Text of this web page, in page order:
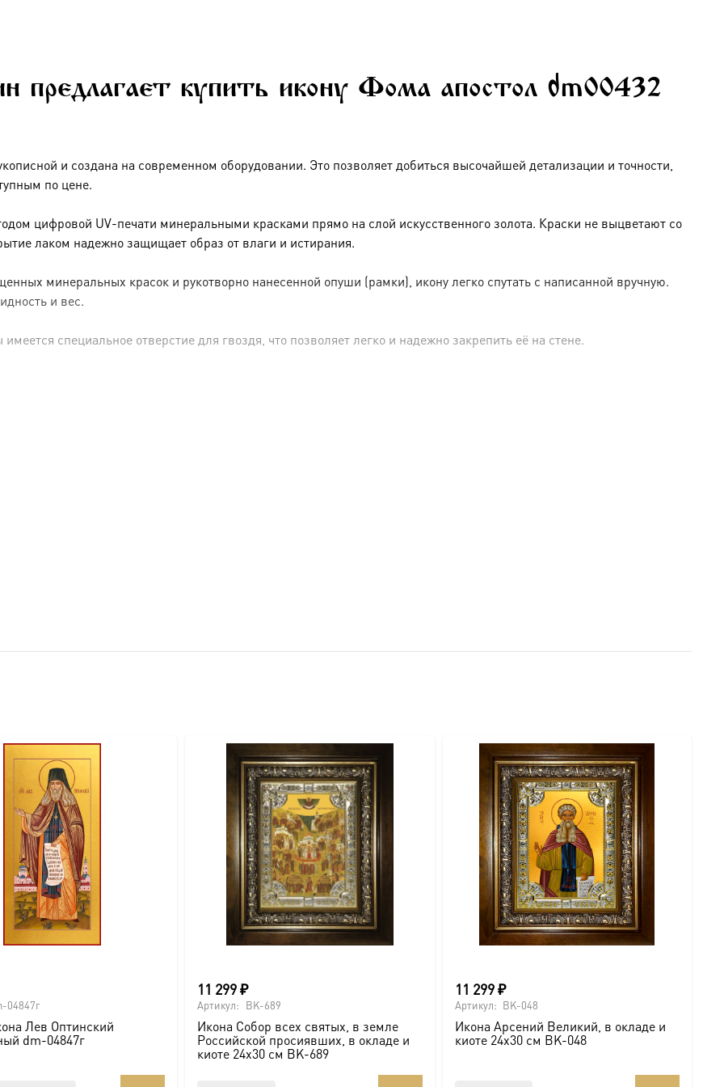
предлагает купить икону Фома апостол dm00432
и создана на современном оборудовании. Это позволяет добиться высочайшей детализации и точности,
по цене.
цифровой UV-печати минеральными красками прямо на слой искусственного золота. Краски не выцветают со
лаком надежно защищает образ от влаги и истирания.
минеральных красок и рукотворно нанесенной опуши (рамки), икону легко спутать с написанной вручную.
и вес.
специальное отверстие для гвоздя, что позволяет легко и надежно закрепить её на стене.
образов покровителей семьи).
Также можно заказать икону в окладе и киоте.
ikonaspas
04847г
Лев Оптинский
dm-04847г
11 299₽
Артикул: BK-689
Икона Собор всех святых, в земле
Российской просиявших, в окладе и
киоте 24х30 см BK-689
11 299₽
Артикул: BK-048
Икона Арсений Великий, в окладе и
киоте 24х30 см BK-048